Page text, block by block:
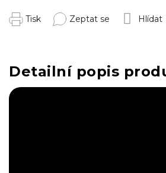
Tisk Zeptat se Hlídat
Detailní popis